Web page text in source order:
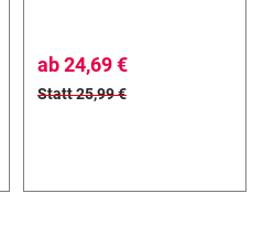
ab24,69 €
Statt 25,99 €